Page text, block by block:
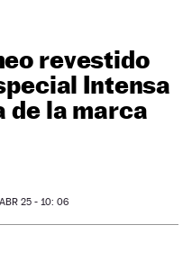
revestido
Intensa
de la marca
25 - 10: 06